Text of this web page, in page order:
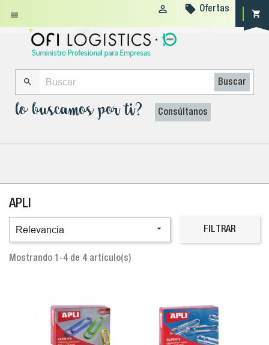
 shopping_cart
  Ofertas
 Buscar
lo buscamos por ti? Consúltanos
APLI
Relevancia  FILTRAR
Mostrando 1-4 de 4 artículo(s)